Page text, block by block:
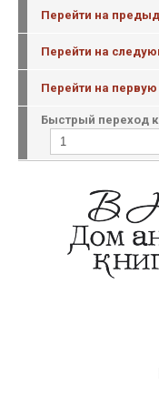
Перейти на
Перейти на
Перейти на первую
Быстрый переход